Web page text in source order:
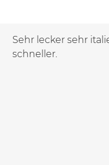
Sehr lecker sehr
schneller.